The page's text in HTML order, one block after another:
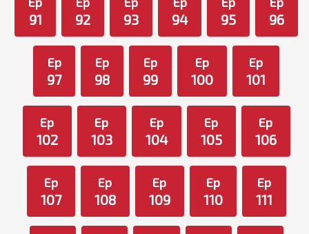
91 92 93 94 95 96
Ep
97
Ep
98
Ep
99
Ep
100
Ep
101
Ep
102
Ep
103
Ep
104
Ep
105
Ep
106
Ep
107
Ep
108
Ep
109
Ep
110
Ep
111